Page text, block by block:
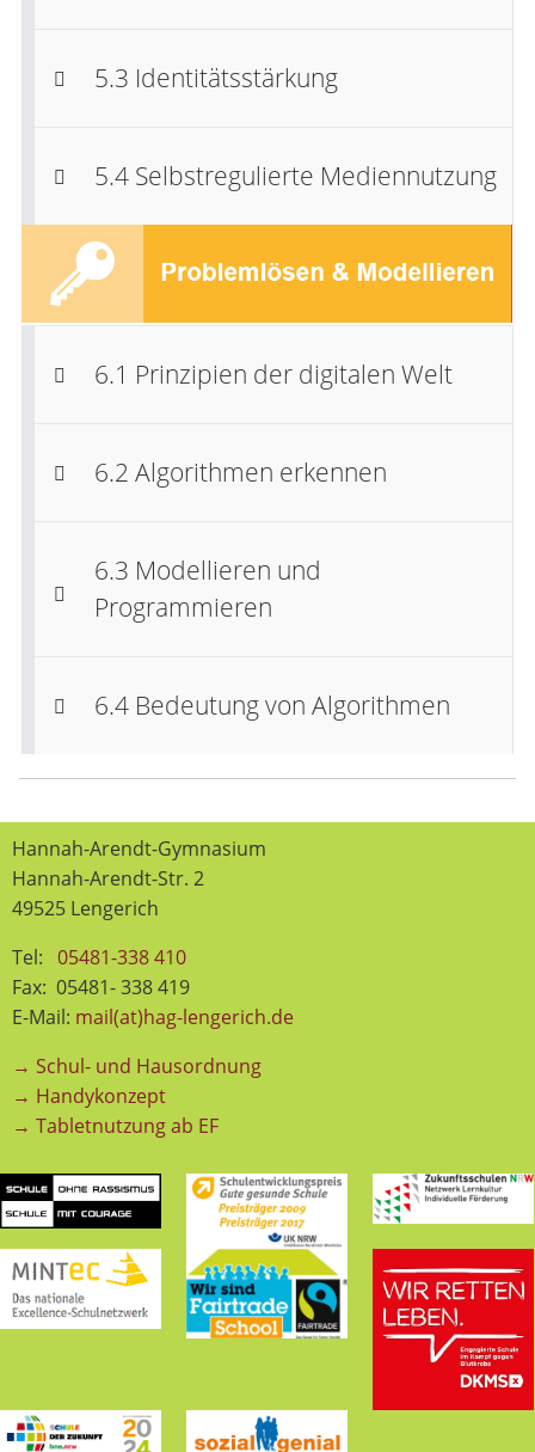
5.3 Identitätsstärkung
5.4 Selbstregulierte Mediennutzung
6.1 Prinzipien der digitalen Welt
6.2 Algorithmen erkennen
6.3 Modellieren und
Programmieren
6.4 Bedeutung von Algorithmen
Hannah-Arendt-Gymnasium
Hannah-Arendt-Str. 2
49525 Lengerich
Tel: 05481-338 410
Fax: 05481- 338 419
E-Mail: mail(at)hag-lengerich.de
→ Schul- und Hausordnung
→ Handykonzept
→ Tabletnutzung ab EF